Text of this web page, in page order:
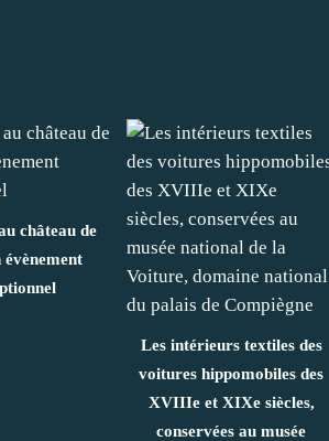
château de
Les intérieurs textiles des
voitures hippomobiles des
XVIIIe et XIXe siècles,
conservées au musée